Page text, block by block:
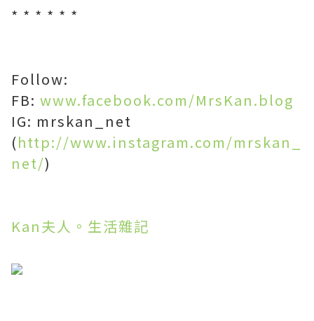
* * * * * *
Follow:
FB: www.facebook.com/MrsKan.blog
IG: mrskan_net
(http://www.instagram.com/mrskan_
net/)
Kan夫人。生活雜記